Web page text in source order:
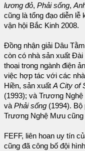
lương đỏ, Phải sống,
cũng là tổng đạo diễn
vận hội Bắc Kinh 2008.
Đồng nhận giải Dâu
còn có nhà sản xuất Đài
thoại trong ngành điện
việc hợp tác với các
Hiền, sản xuất A City of
(1993); và Trương
và Phải sống (1994). Bộ
Trương Nghệ Mưu cũng
FEFF, liên hoan uy tín
cũng đã công bố đội